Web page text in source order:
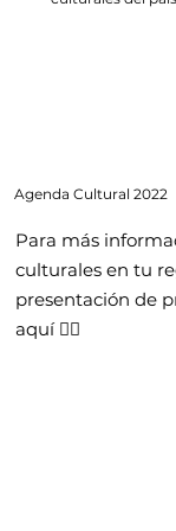
Agenda Cultural 2022
Para más
culturales en tu
presentación de
aquí 👇🏻